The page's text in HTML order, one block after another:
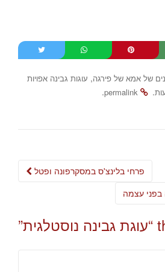
של אמא של פירגה, עוגות גבינה אפויות
.
permalink
.
Post
פרחי בלינצ'ס במסקרפונה ופטל
עוגת גבינה נוסטלגית”